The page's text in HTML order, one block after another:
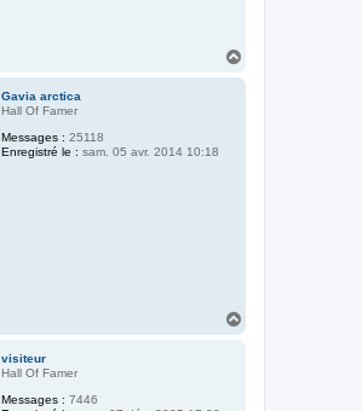
Gavia arctica
Hall Of Famer
Messages : 25118
Enregistré le : sam. 05 avr. 2014 10:18
visiteur
Hall Of Famer
Messages : 7446